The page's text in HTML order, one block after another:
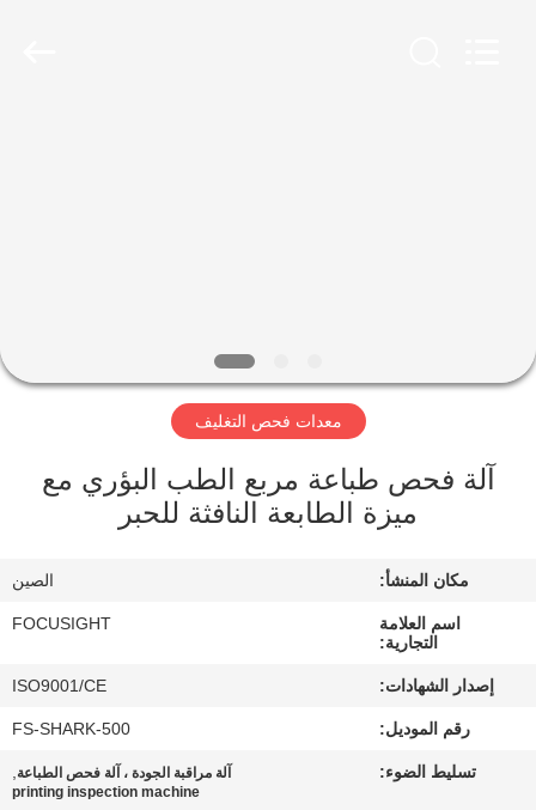
جولة
المعمل
الجودة
اتصل
أخبار
معدات فحص التغليف
آلة فحص طباعة مربع الطب البؤري مع
ميزة الطابعة النافثة للحبر
مكان المنشأ: الصين
اسم العلامة
التجارية:
FOCUSIGHT
إصدار الشهادات: ISO9001/CE
رقم الموديل: FS-SHARK-500
تسليط الضوء: آلة مراقبة الجودة ، آلة فحص الطباعة,
printing inspection machine